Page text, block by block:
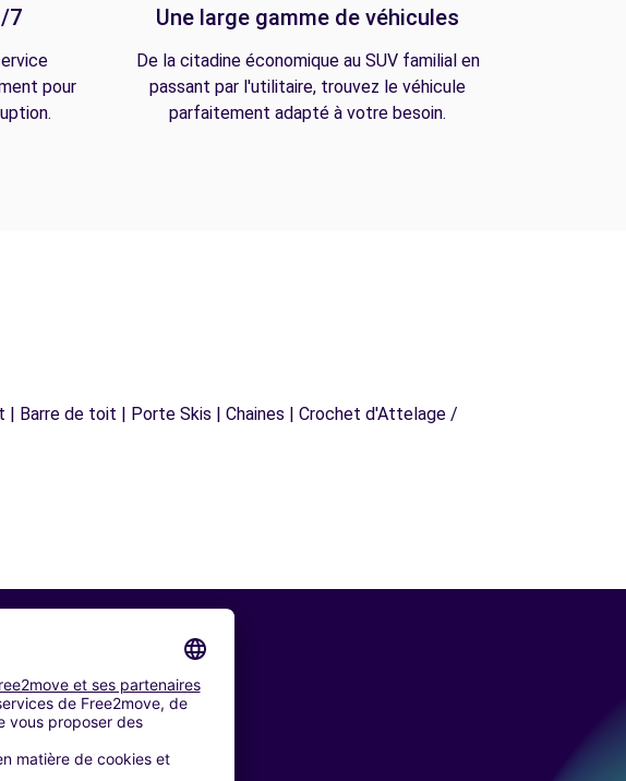
7
pour
Une large gamme de véhicules
De la citadine économique au SUV familial en
passant par l'utilitaire, trouvez le véhicule
parfaitement adapté à votre besoin.
Barre de toit | Porte Skis | Chaines | Crochet d'Attelage /